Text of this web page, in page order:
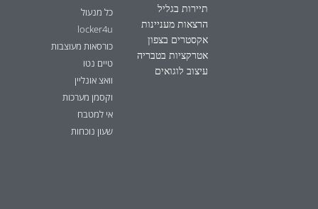
תיירות בגליל
הרצאות מעניינות
אקסטרים בצפון
אטרקציות בטבריה
עיצוב לוגואים
כל מנעול
locker4u
כורסאות מעוצבות
טיים נטו
וואצ אונליין
וקסמן מערכות
אי למטבח
שעון נוכחות